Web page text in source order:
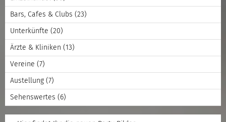
Bars, Cafes & Clubs (23)
Unterkünfte (20)
Ärzte & Kliniken (13)
Vereine (7)
Austellung (7)
Sehenswertes (6)